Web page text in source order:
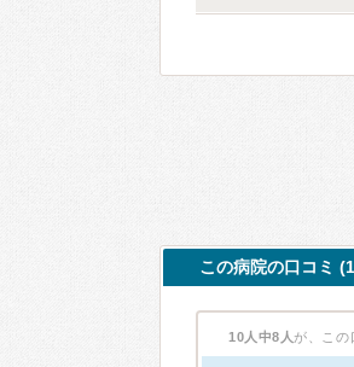
この病院の口コミ
10人中8人 が、この